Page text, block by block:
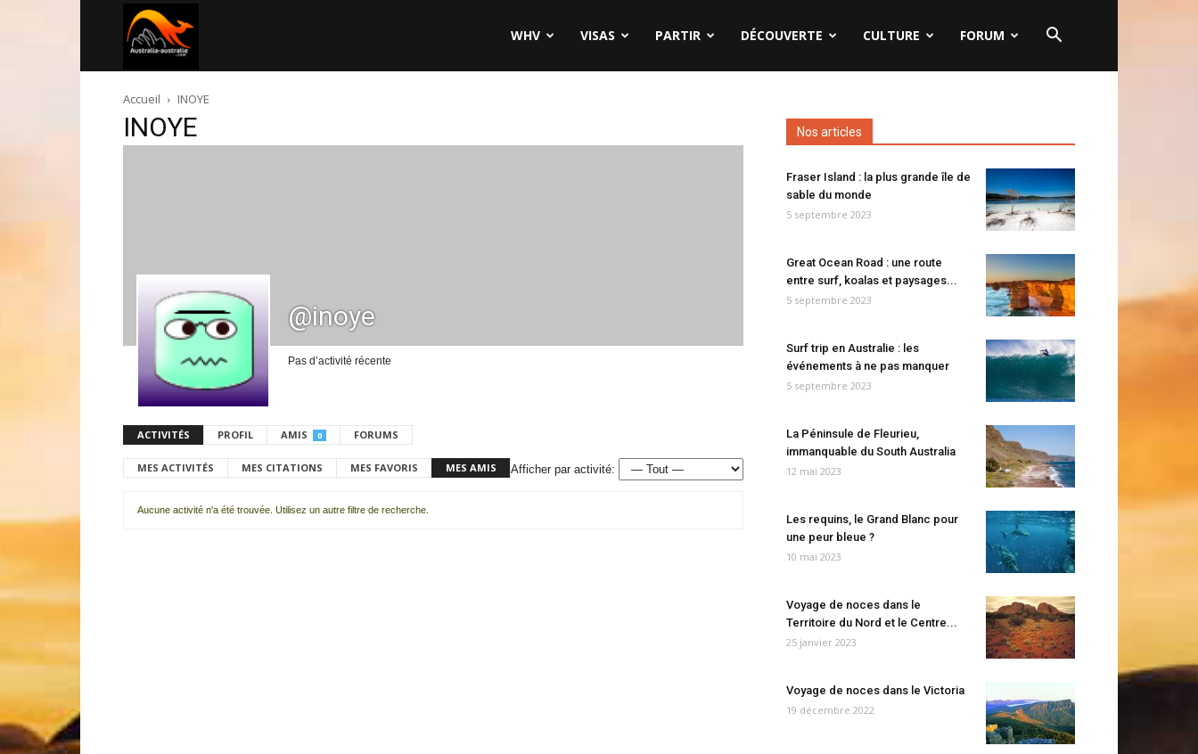
australie.com
WHV VISAS PARTIR DÉCOUVERTE CULTURE FORUM
Accueil INOYE
INOYE
@inoye
Pas d’activité récente
ACTIVITÉS PROFIL AMIS 0 FORUMS
MES ACTIVITÉS MES CITATIONS MES FAVORIS MES AMIS Afficher par activité:
Aucune activité n'a été trouvée. Utilisez un autre filtre de recherche.
Nos articles
Fraser Island : la plus grande île de
sable du monde
5 septembre 2023
Great Ocean Road : une route
entre surf, koalas et paysages...
5 septembre 2023
Surf trip en Australie : les
événements à ne pas manquer
5 septembre 2023
La Péninsule de Fleurieu,
immanquable du South Australia
12 mai 2023
Les requins, le Grand Blanc pour
une peur bleue ?
10 mai 2023
Voyage de noces dans le
Territoire du Nord et le Centre...
25 janvier 2023
Voyage de noces dans le Victoria
19 décembre 2022